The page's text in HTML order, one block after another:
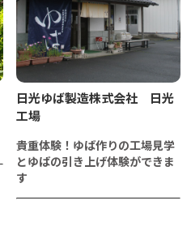
日光ゆば製造株式会社 日光
工場
貴重体験！ゆば作りの工場見学
とゆばの引き上げ体験ができま
す